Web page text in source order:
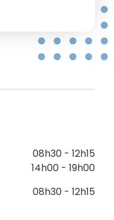
08h30 - 12h15
14h00 - 19h00
08h30 - 12h15